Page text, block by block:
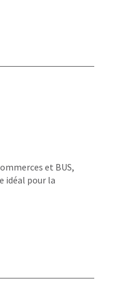
et BUS,
idéal pour la